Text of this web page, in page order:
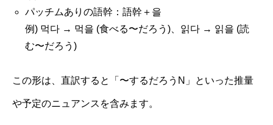
パッチムありの語幹：語幹＋을
例) 먹다 → 먹을 (食べる〜だろう)、읽다 → 읽을 (読
む〜だろう)
この形は、直訳すると「〜するだろうN」といった推量
や予定のニュアンスを含みます。